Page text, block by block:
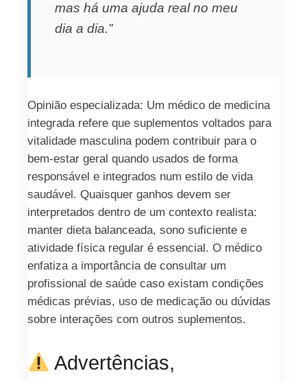
mas há uma ajuda real no meu
dia a dia.”
Opinião especializada: Um médico de medicina
integrada refere que suplementos voltados para
vitalidade masculina podem contribuir para o
bem-estar geral quando usados de forma
responsável e integrados num estilo de vida
saudável. Quaisquer ganhos devem ser
interpretados dentro de um contexto realista:
manter dieta balanceada, sono suficiente e
atividade física regular é essencial. O médico
enfatiza a importância de consultar um
profissional de saúde caso existam condições
médicas prévias, uso de medicação ou dúvidas
sobre interações com outros suplementos.
Advertências,